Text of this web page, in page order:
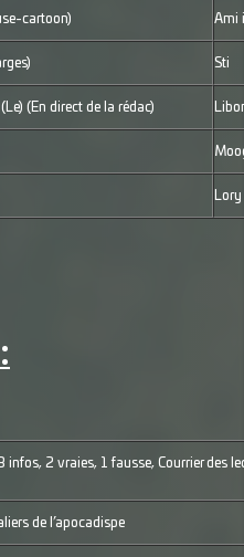
cartoon) Ami
Sti
(En direct de la rédac)
infos, 2 vraies, 1 fausse, Courrier des
de l’apocadispe